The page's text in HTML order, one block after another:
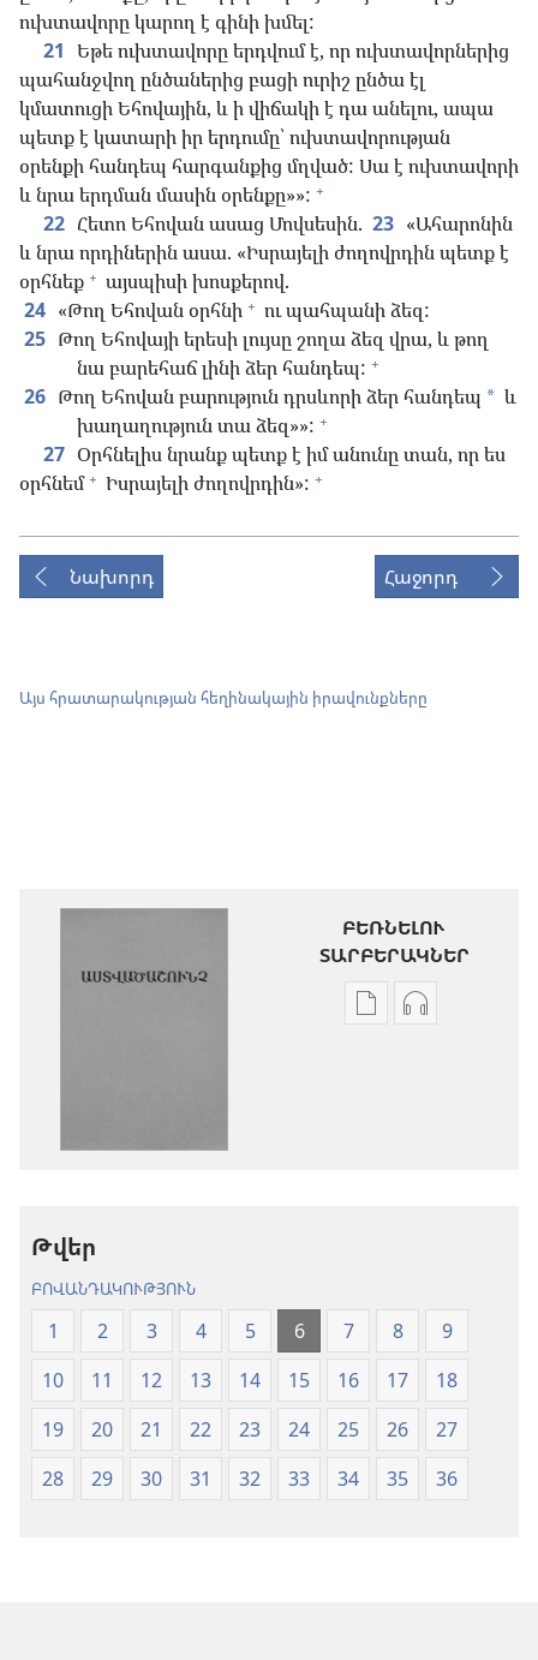
ուխտավորը կարող է գինի խմել:
21 Եթե ուխտավորը երդվում է, որ ուխտավորներից
պահանջվող ընծաներից բացի ուրիշ ընծա էլ
կմատուցի Եհովային, և ի վիճակի է դա անելու, ապա
պետք է կատարի իր երդումը՝ ուխտավորության
օրենքի հանդեպ հարգանքից մղված: Սա է ուխտավորի
և նրա երդման մասին օրենքը»»: +
22 Հետո Եհովան ասաց Մովսեսին. 23 «Ահարոնին
և նրա որդիներին ասա. «Իսրայելի ժողովրդին պետք է
օրհնեք + այսպիսի խոսքերով.
24 «Թող Եհովան օրհնի + ու պահպանի ձեզ:
25 Թող Եհովայի երեսի լույսը շողա ձեզ վրա, և թող
նա բարեհաճ լինի ձեր հանդեպ: +
26 Թող Եհովան բարություն դրսևորի ձեր հանդեպ * և
խաղաղություն տա ձեզ»»: +
27 Օրհնելիս նրանք պետք է իմ անունը տան, որ ես
օրհնեմ + Իսրայելի ժողովրդին»: +
Նախորդ Հաջորդ
Այս հրատարակության հեղինակային իրավունքները
ԲԵՌՆԵԼՈՒ
ՏԱՐԲԵՐԱԿՆԵՐ
Թվային
Թվեր
ԲՈՎԱՆԴԱԿՈՒԹՅՈՒՆ
1 2 3 4 5 6 7 8
9
10
11 12 13 14 15 16 17
18
19
20 21 22 23 24 25 26
27
28
29 30 31 32 33 34 35 36